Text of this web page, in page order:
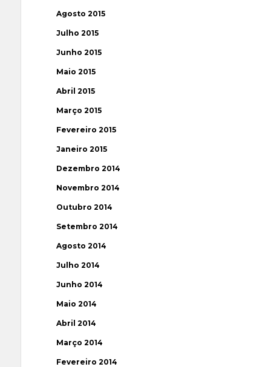
Agosto 2015
Julho 2015
Junho 2015
Maio 2015
Abril 2015
Março 2015
Fevereiro 2015
Janeiro 2015
Dezembro 2014
Novembro 2014
Outubro 2014
Setembro 2014
Agosto 2014
Julho 2014
Junho 2014
Maio 2014
Abril 2014
Março 2014
Fevereiro 2014